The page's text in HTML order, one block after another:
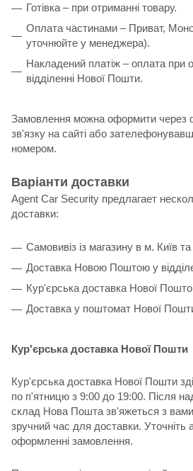
Готівка – при отриманні товару.
Оплата частинами – Приват,
уточнюйте у менеджера).
Накладений платіж – оплата при
відділенні Нової Пошти.
Замовлення можна оформити через
зв'язку на сайті або
номером.
Варіанти доставки
Agent Car Security предлагает
доставки:
Самовивіз із магазину в м. Київ
Доставка Новою Поштою у
Кур'єрська доставка Нової
Доставка у поштомат Нової
Кур'єрська доставка Нової Пошти
Кур'єрська доставка Нової Пошти
по п'ятницю з 9:00 до 19:00. Після
склад Нова Пошта зв'яжеться з
зручний час для доставки. Уточніть
оформленні замовлення.